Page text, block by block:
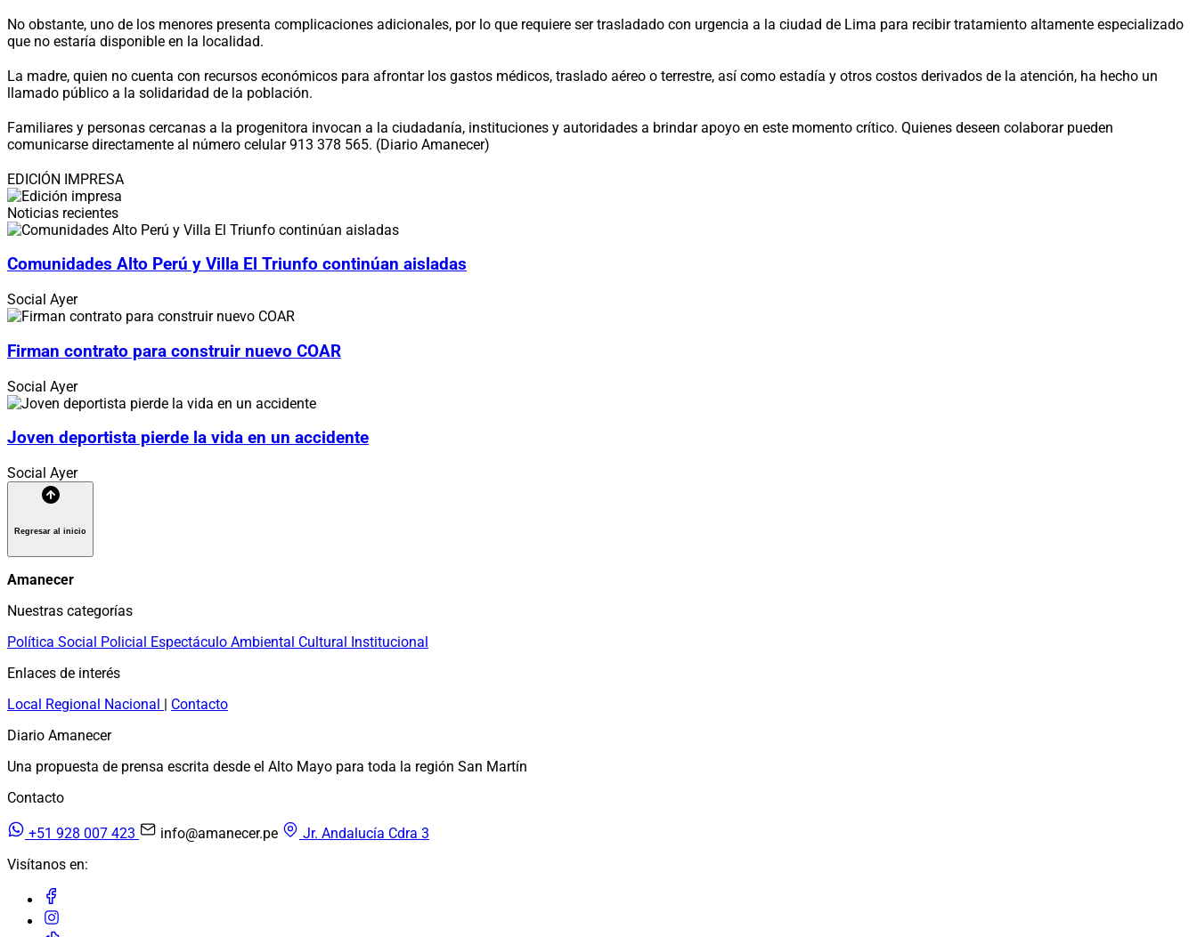
No obstante, uno de los menores presenta complicaciones adicionales, por lo que requiere ser trasladado con urgencia a la ciudad de Lima para recibir tratamiento altamente especializado
que no estaría disponible en la localidad.
La madre, quien no cuenta con recursos económicos para afrontar los gastos médicos, traslado aéreo o terrestre, así como estadía y otros costos derivados de la atención, ha hecho un
llamado público a la solidaridad de la población.
Familiares y personas cercanas a la progenitora invocan a la ciudadanía, instituciones y autoridades a brindar apoyo en este momento crítico. Quienes deseen colaborar pueden
comunicarse directamente al número celular 913 378 565. (Diario Amanecer)
EDICIÓN IMPRESA
Noticias recientes
Comunidades Alto Perú y Villa El Triunfo continúan aisladas
Social Ayer
Firman contrato para construir nuevo COAR
Social Ayer
Joven deportista pierde la vida en un accidente
Social Ayer
Regresar al inicio
Amanecer
Nuestras categorías
Política Social Policial Espectáculo Ambiental Cultural Institucional
Enlaces de interés
Local Regional Nacional | Contacto
Diario Amanecer
Una propuesta de prensa escrita desde el Alto Mayo para toda la región San Martín
Contacto
+51 928 007 423 info@amanecer.pe
Jr. Andalucía Cdra 3
Visítanos en: